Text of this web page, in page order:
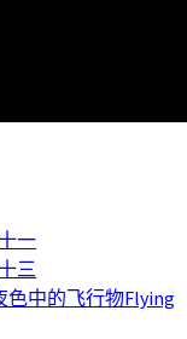
一
三
色中的飞行物Flying